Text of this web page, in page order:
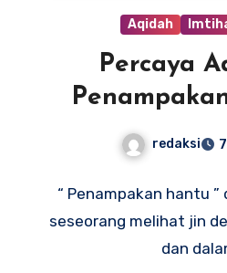
Aqidah
Percaya
redaksi
“ Penampakan hantu
seseorang melihat jin
dan